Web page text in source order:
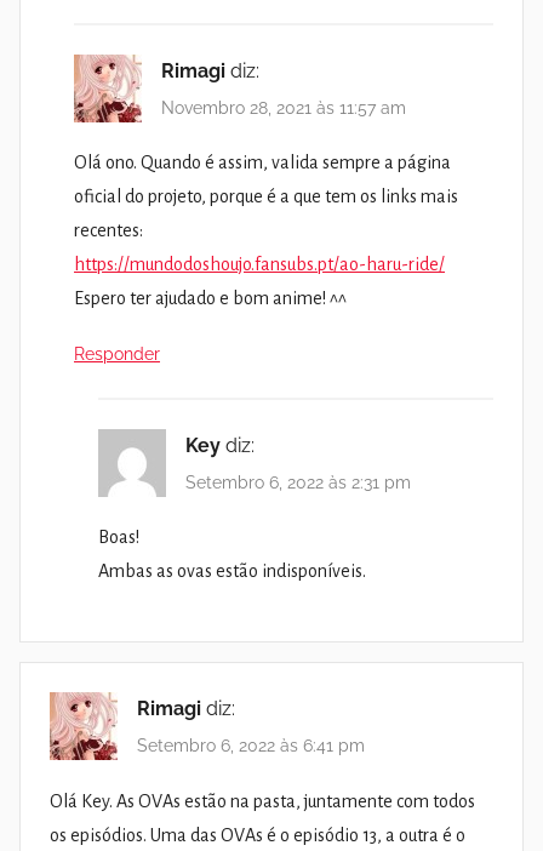
Rimagi diz:
Novembro 28, 2021 às 11:57 am
Olá ono. Quando é assim, valida sempre a página
oficial do projeto, porque é a que tem os links mais
recentes:
https://mundodoshoujo.fansubs.pt/ao-haru-ride/
Espero ter ajudado e bom anime! ^^
Responder
Key diz:
Setembro 6, 2022 às 2:31 pm
Boas!
Ambas as ovas estão indisponíveis.
Rimagi diz:
Setembro 6, 2022 às 6:41 pm
Olá Key. As OVAs estão na pasta, juntamente com todos
os episódios. Uma das OVAs é o episódio 13, a outra é o